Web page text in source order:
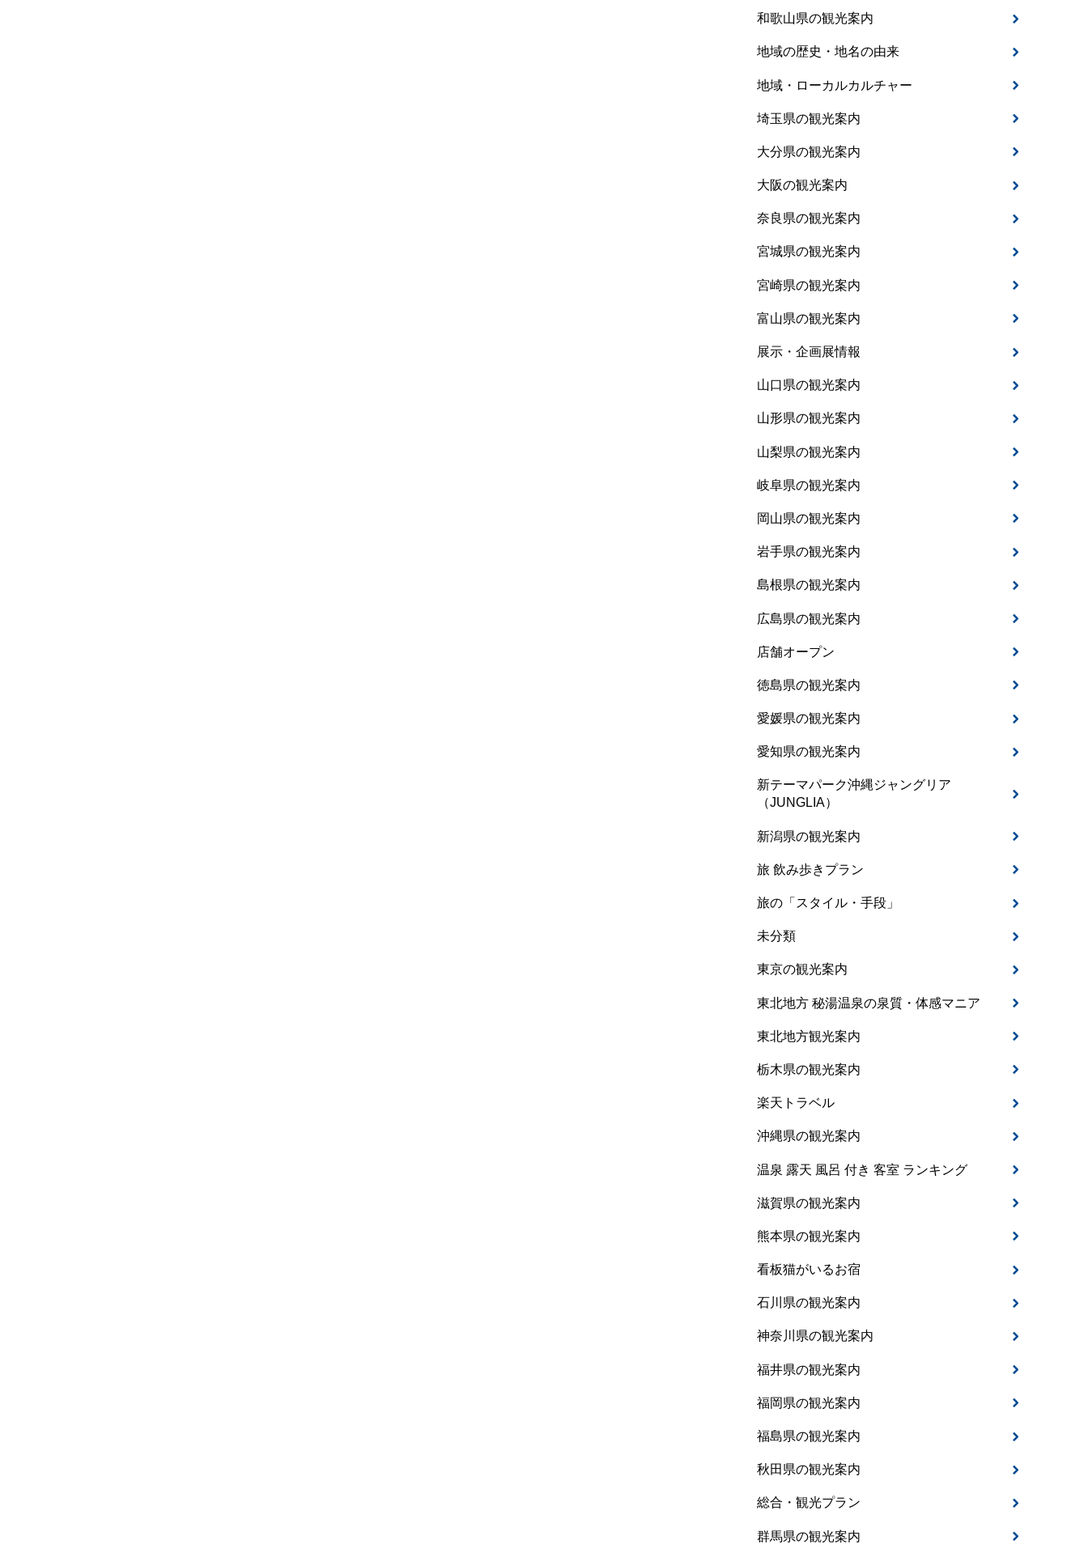
和歌山県の観光案内
地域の歴史・地名の由来
地域・ローカルカルチャー
埼玉県の観光案内
大分県の観光案内
大阪の観光案内
奈良県の観光案内
宮城県の観光案内
宮崎県の観光案内
富山県の観光案内
展示・企画展情報
山口県の観光案内
山形県の観光案内
山梨県の観光案内
岐阜県の観光案内
岡山県の観光案内
岩手県の観光案内
島根県の観光案内
広島県の観光案内
店舗オープン
徳島県の観光案内
愛媛県の観光案内
愛知県の観光案内
新テーマパーク沖縄ジャングリア
（JUNGLIA）
新潟県の観光案内
旅 飲み歩きプラン
旅の「スタイル・手段」
未分類
東京の観光案内
東北地方 秘湯温泉の泉質・体感マニア
東北地方観光案内
栃木県の観光案内
楽天トラベル
沖縄県の観光案内
温泉 露天 風呂 付き 客室 ランキング
滋賀県の観光案内
熊本県の観光案内
看板猫がいるお宿
石川県の観光案内
神奈川県の観光案内
福井県の観光案内
福岡県の観光案内
福島県の観光案内
秋田県の観光案内
総合・観光プラン
群馬県の観光案内